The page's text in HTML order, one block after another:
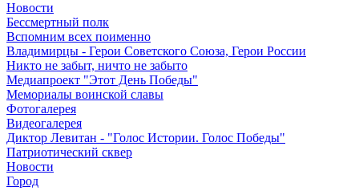
Новости
Бессмертный полк
Вспомним всех поименно
Владимирцы - Герои Советского Союза, Герои России
Никто не забыт, ничто не забыто
Медиапроект "Этот День Победы"
Мемориалы воинской славы
Фотогалерея
Видеогалерея
Диктор Левитан - "Голос Истории. Голос Победы"
Патриотический сквер
Новости
Город